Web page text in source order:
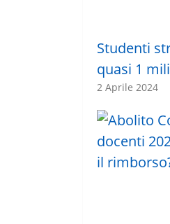
Studenti
quasi 1
2 Aprile 2024